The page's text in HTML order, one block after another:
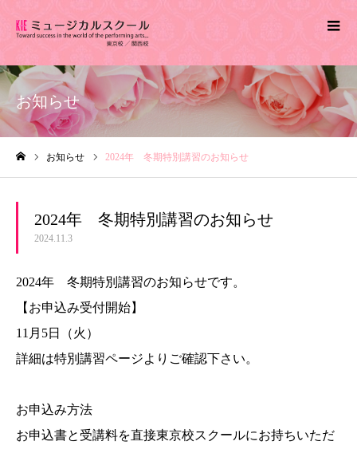
お知らせ
お知らせ 2024年 冬期特別講習のお知らせ
2024年 冬期特別講習のお知らせ
2024.11.3
2024年 冬期特別講習のお知らせです。
【お申込み受付開始】
11月5日（火）
詳細は特別講習ページよりご確認下さい。
お申込み方法
お申込書と受講料を直接東京校スクールにお持ちいただ